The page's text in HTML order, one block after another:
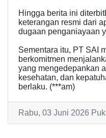
Hingga berita ini
keterangan resmi dari
dugaan penganiayaan
Sementara itu, PT SAI
berkomitmen
yang mengedepankan
kesehatan, dan
berlaku. (***am)
Rabu, 03 Juni 2026